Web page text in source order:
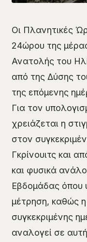
Οι Πλανητικές
24ώρου της
Ανατολής του
από της Δύσης
της επόμενης
Για τον
χρειάζεται η
στον
Γκρίνουιτς και
και φυσικά
Εβδομάδας όπου
μέτρηση, καθώς
συγκεκριμένης
αναλογεί σε